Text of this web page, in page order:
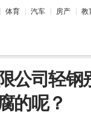
体育 汽车 房产 教
公司轻钢
的呢？